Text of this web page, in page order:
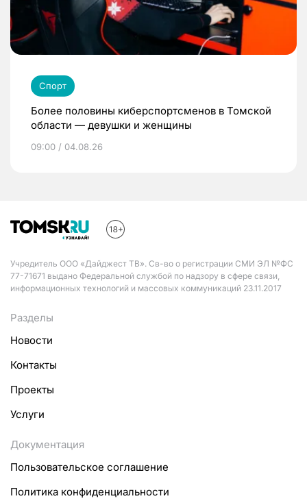
Спорт
Более половины киберспортсменов в Томской
области — девушки и женщины
09:00 / 04.08.26
Учредитель ООО «Дайджест ТВ». Св-во о регистрации СМИ ЭЛ №ФС
77-71671 выдано Федеральной службой по надзору в сфере связи,
информационных технологий и массовых коммуникаций 23.11.2017
Разделы
Новости
Контакты
Проекты
Услуги
Документация
Пользовательское соглашение
Политика конфиденциальности